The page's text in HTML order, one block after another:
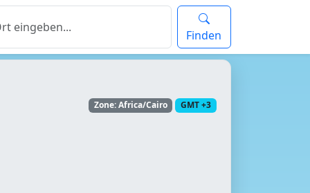
Finden
Zone: Africa/Cairo GMT +3